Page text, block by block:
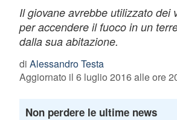
Il giovane avrebbe utilizzato dei
per accendere il fuoco in un
dalla sua abitazione.
di Alessandro Testa
Aggiornato il 6 luglio 2016 alle ore
Non perdere le ultime news